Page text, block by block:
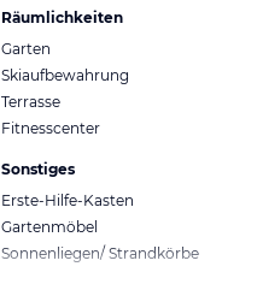
Räumlichkeiten
Garten
Skiaufbewahrung
Terrasse
Fitnesscenter
Sonstiges
Erste-Hilfe-Kasten
Gartenmöbel
Sonnenliegen/ Strandkörbe